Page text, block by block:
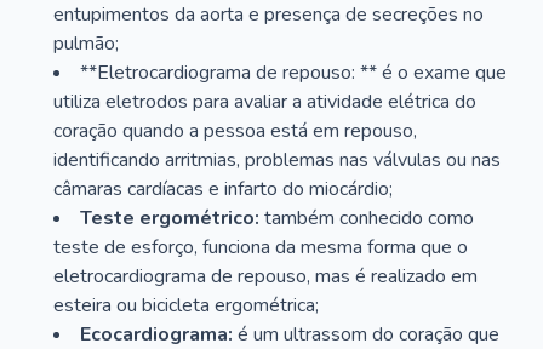
entupimentos da aorta e presença de secreções no
pulmão;
**Eletrocardiograma de repouso: ** é o exame que
utiliza eletrodos para avaliar a atividade elétrica do
coração quando a pessoa está em repouso,
identificando arritmias, problemas nas válvulas ou nas
câmaras cardíacas e infarto do miocárdio;
Teste ergométrico: também conhecido como
teste de esforço, funciona da mesma forma que o
eletrocardiograma de repouso, mas é realizado em
esteira ou bicicleta ergométrica;
Ecocardiograma: é um ultrassom do coração que